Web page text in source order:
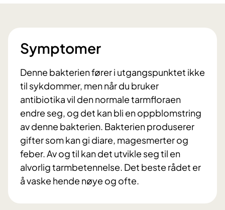
Symptomer
Denne bakterien fører i utgangspunktet ikke
til sykdommer, men når du bruker
antibiotika vil den normale tarmfloraen
endre seg, og det kan bli en oppblomstring
av denne bakterien. Bakterien produserer
gifter som kan gi diare, magesmerter og
feber. Av og til kan det utvikle seg til en
alvorlig tarmbetennelse. Det beste rådet er
å vaske hende nøye og ofte.